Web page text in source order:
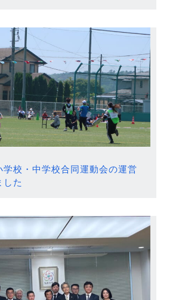
学校・中学校合同運動会の運営
した